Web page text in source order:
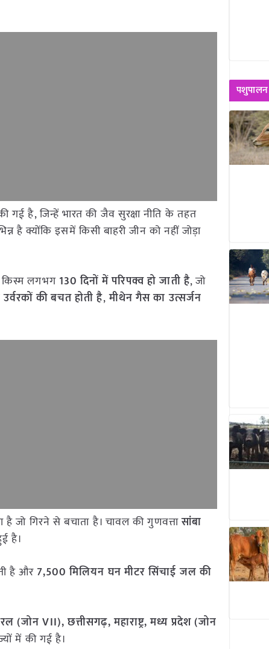
है, जिन्हें भारत की जैव सुरक्षा नीति के तहत
है क्योंकि इसमें किसी बाहरी जीन को नहीं जोड़ा
लगभग 130 दिनों में परिपक्व हो जाती है, जो
की बचत होती है,मीथेन गैस का उत्सर्जन
जो गिरने से बचाता है। चावल की गुणवत्तासांबा
है।
है और7,500 मिलियन घन मीटर सिंचाई जल की
(जोन VII), छत्तीसगढ़, महाराष्ट्र, मध्य प्रदेश (जोन
में की गई है।
पशुपालन